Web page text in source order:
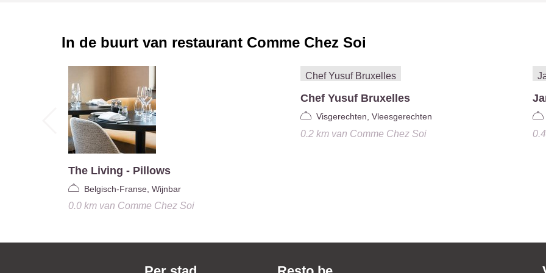
In de buurt van restaurant Comme Chez Soi
The Living - Pillows
Belgisch-Franse, Wijnbar
0.0 kmvan Comme Chez Soi
Chef Yusuf Bruxelles
Visgerechten, Vleesgerechten
0.2 kmvan Comme Chez Soi